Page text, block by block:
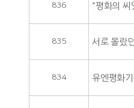
836 “평화의
835 서로 몰랐
834 유엔평화